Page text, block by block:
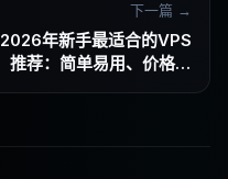
下一篇 →
2026年新手最适合的VPS
推荐：简单易用、价格合